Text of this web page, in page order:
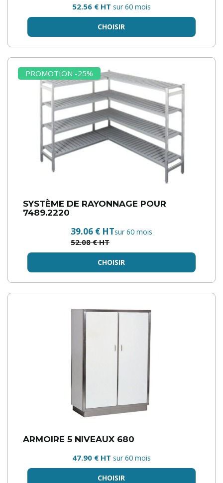
52.56 € HT sur 60 mois
CHOISIR
PROMOTION -25%
SYSTÈME DE RAYONNAGE POUR
7489.2220
39.06 € HTsur 60 mois
52.08 € HT
CHOISIR
ARMOIRE 5 NIVEAUX 680
47.90 € HT sur 60 mois
CHOISIR